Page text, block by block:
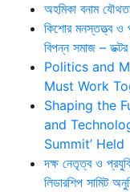
অহমিকা বনাম
কিশোর মনস্তত্ত্ব ও
বিপন্ন সমাজ – ডক্টর
Politics and
Must Work
Shaping the
and
Summit’ Held
দক্ষ নেতৃত্ব ও
লিডারশিপ সামিট